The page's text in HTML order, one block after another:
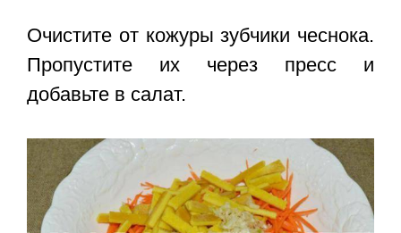
Очистите от кожуры зубчики чеснока.
Пропустите их через пресс и
добавьте в салат.